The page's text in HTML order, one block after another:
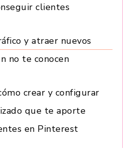
clientes
y atraer nuevos
no te conocen
crear y configurar
que te aporte
en Pinterest